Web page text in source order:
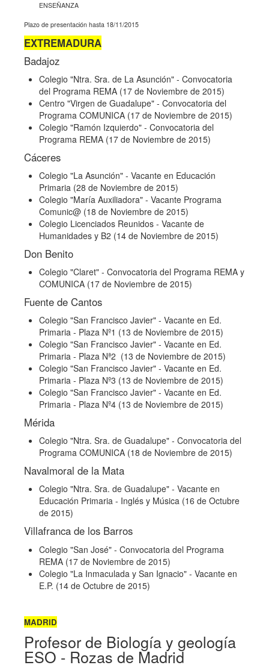
ENSEÑANZA
Plazo de presentación hasta 18/11/2015
EXTREMADURA
Badajoz
Colegio "Ntra. Sra. de La Asunción" - Convocatoria
del Programa REMA (17 de Noviembre de 2015)
Centro "Virgen de Guadalupe" - Convocatoria del
Programa COMUNICA (17 de Noviembre de 2015)
Colegio "Ramón Izquierdo" - Convocatoria del
Programa REMA (17 de Noviembre de 2015)
Cáceres
Colegio "La Asunción" - Vacante en Educación
Primaria (28 de Noviembre de 2015)
Colegio "María Auxiliadora" - Vacante Programa
Comunic@ (18 de Noviembre de 2015)
Colegio Licenciados Reunidos - Vacante de
Humanidades y B2 (14 de Noviembre de 2015)
Don Benito
Colegio "Claret" - Convocatoria del Programa REMA y
COMUNICA (17 de Noviembre de 2015)
Fuente de Cantos
Colegio "San Francisco Javier" - Vacante en Ed.
Primaria - Plaza Nº1 (13 de Noviembre de 2015)
Colegio "San Francisco Javier" - Vacante en Ed.
Primaria - Plaza Nª2 (13 de Noviembre de 2015)
Colegio "San Francisco Javier" - Vacante en Ed.
Primaria - Plaza Nº3 (13 de Noviembre de 2015)
Colegio "San Francisco Javier" - Vacante en Ed.
Primaria - Plaza Nº4 (13 de Noviembre de 2015)
Mérida
Colegio "Ntra. Sra. de Guadalupe" - Convocatoria del
Programa COMUNICA (18 de Noviembre de 2015)
Navalmoral de la Mata
Colegio "Ntra. Sra. de Guadalupe" - Vacante en
Educación Primaria - Inglés y Música (16 de Octubre
de 2015)
Villafranca de los Barros
Colegio "San José" - Convocatoria del Programa
REMA (17 de Noviembre de 2015)
Colegio "La Inmaculada y San Ignacio" - Vacante en
E.P. (14 de Octubre de 2015)
MADRID
Profesor de Biología y geología
ESO - Rozas de Madrid